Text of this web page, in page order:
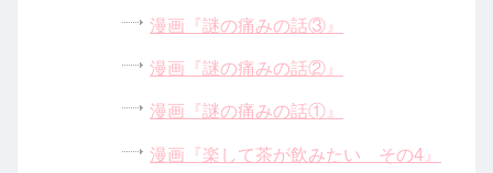
漫画『謎の痛みの話③』
漫画『謎の痛みの話②』
漫画『謎の痛みの話①』
漫画『楽して茶が飲みたい その4』